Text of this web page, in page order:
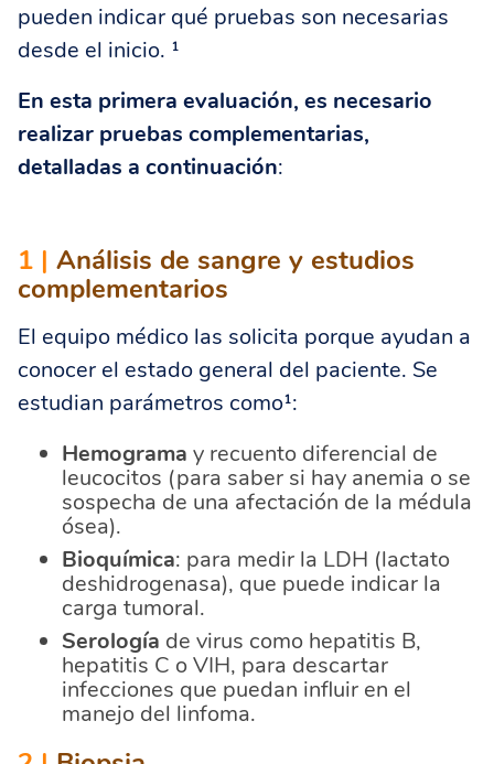
pueden indicar qué pruebas son necesarias
desde el inicio. ¹
En esta primera evaluación, es necesario
realizar pruebas complementarias,
detalladas a continuación:
1 | Análisis de sangre y estudios
complementarios
El equipo médico las solicita porque ayudan a
conocer el estado general del paciente. Se
estudian parámetros como¹:
Hemograma y recuento diferencial de
leucocitos (para saber si hay anemia o se
sospecha de una afectación de la médula
ósea).
Bioquímica: para medir la LDH (lactato
deshidrogenasa), que puede indicar la
carga tumoral.
Serología de virus como hepatitis B,
hepatitis C o VIH, para descartar
infecciones que puedan influir en el
manejo del linfoma.